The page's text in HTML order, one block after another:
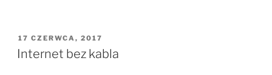
OPUBLIKOWANE
W
17 CZERWCA, 2017
Internet bez kabla